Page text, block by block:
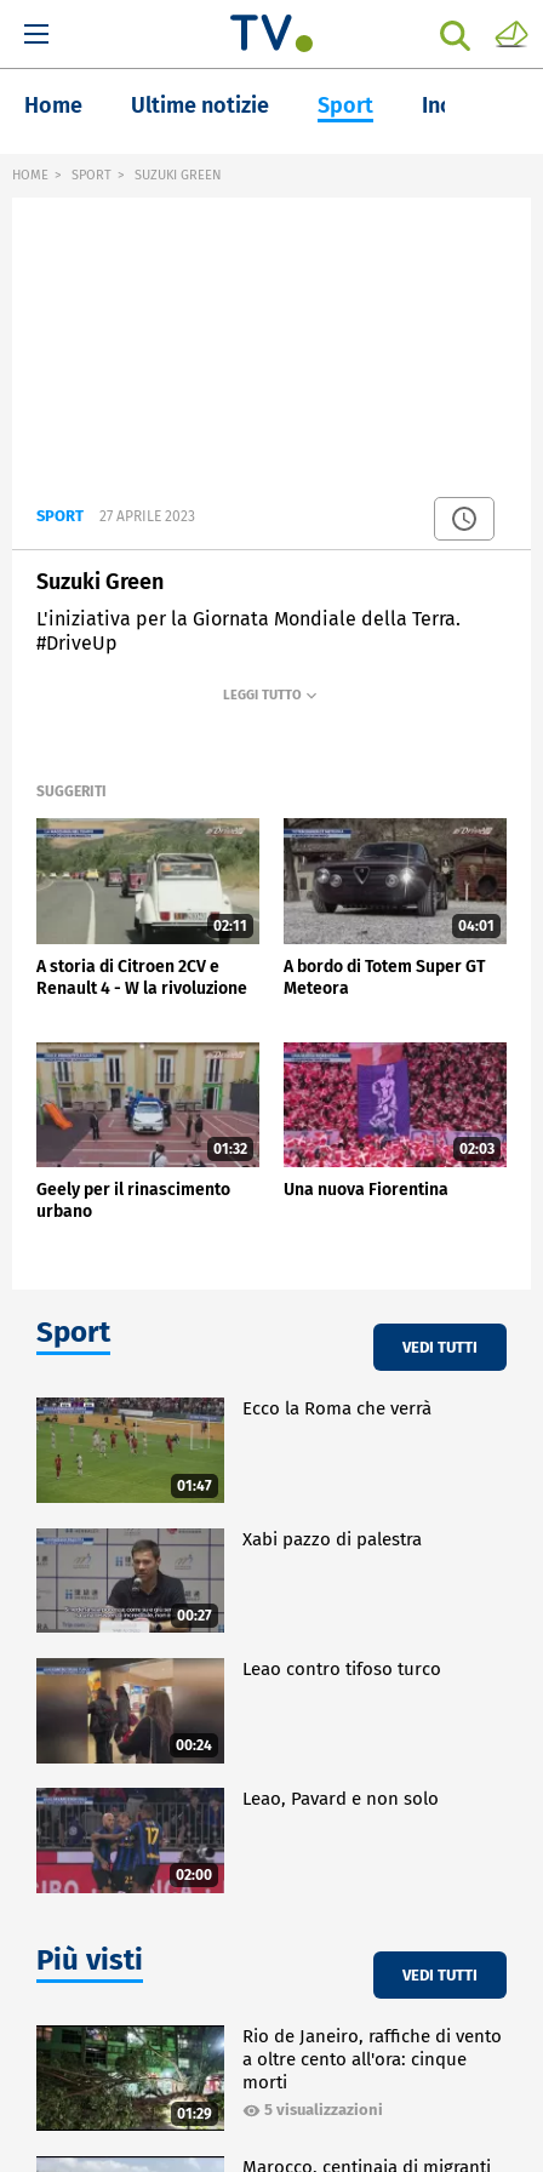
Home Ultime notizie Sport Inchieste
HOME SPORT SUZUKI GREEN
SPORT 27 APRILE 2023
Suzuki Green
L'iniziativa per la Giornata Mondiale della Terra.
#DriveUp
SPORTMEDIASET
SUGGERITI
02:11
A storia di Citroen 2CV e
Renault 4 - W la rivoluzione
04:01
A bordo di Totem Super GT
Meteora
01:32
Geely per il rinascimento
urbano
02:03
Una nuova Fiorentina
Sport VEDI TUTTI
01:47
Ecco la Roma che verrà
00:27
Xabi pazzo di palestra
00:24
Leao contro tifoso turco
02:00
Leao, Pavard e non solo
Più visti VEDI TUTTI
01:29
Rio de Janeiro, raffiche di vento
a oltre cento all'ora: cinque
morti
5 visualizzazioni
Marocco, centinaia di migranti